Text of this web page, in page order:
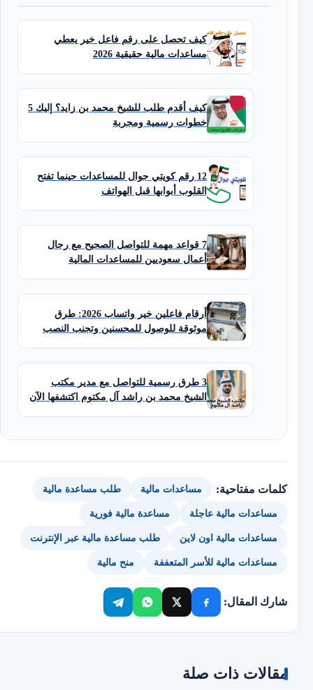
كيف تحصل على رقم فاعل خير يعطي
مساعدات مالية حقيقية 2026
كيف أقدم طلب للشيخ محمد بن زايد؟ إليك 5
خطوات رسمية ومجربة
12 رقم كويتي جوال للمساعدات حينما تفتح
القلوب أبوابها قبل الهواتف
7 قواعد مهمة للتواصل الصحيح مع رجال
أعمال سعوديين للمساعدات المالية
أرقام فاعلين خير واتساب 2026: طرق
موثوقة للوصول للمحسنين وتجنب النصب
3 طرق رسمية للتواصل مع مدير مكتب
الشيخ محمد بن راشد آل مكتوم اكتشفها الآن
كلمات مفتاحية: مساعدات مالية طلب مساعدة مالية
مساعدات مالية عاجلة مساعدة مالية فورية
مساعدات مالية اون لاين طلب مساعدة مالية عبر الإنترنت
مساعدات مالية للأسر المتعففة منح مالية
شارك المقال:
مقالات ذات صلة